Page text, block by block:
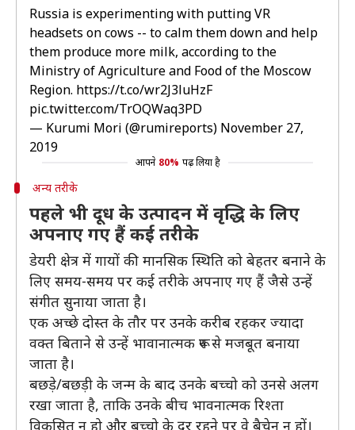
Russia is experimenting with putting VR
headsets on cows -- to calm them down and help
them produce more milk, according to the
Ministry of Agriculture and Food of the Moscow
Region. https://t.co/wr2J3luHzF
pic.twitter.com/TrOQWaq3PD
— Kurumi Mori (@rumireports) November 27,
2019
आपने 80% पढ़ लिया है
अन्य तरीके
पहले भी दूध के उत्पादन में वृद्धि के लिए
अपनाए गए हैं कई तरीके
डेयरी क्षेत्र में गायों की मानसिक स्थिति को बेहतर बनाने के
लिए समय-समय पर कई तरीके अपनाए गए हैं जैसे उन्हें
संगीत सुनाया जाता है।
एक अच्छे दोस्त के तौर पर उनके करीब रहकर ज्यादा
वक्त बिताने से उन्हें भावानात्मक रूप से मजबूत बनाया
जाता है।
बछड़े/बछड़ी के जन्म के बाद उनके बच्चो को उनसे अलग
रखा जाता है, ताकि उनके बीच भावनात्मक रिश्ता
विकसित न हो और बच्चो के दूर रहने पर वे बैचेन न हों।